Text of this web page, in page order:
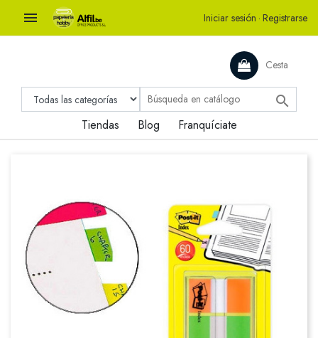
 Iniciar sesión · Registrarse
Cesta

Tiendas Blog Franquíciate